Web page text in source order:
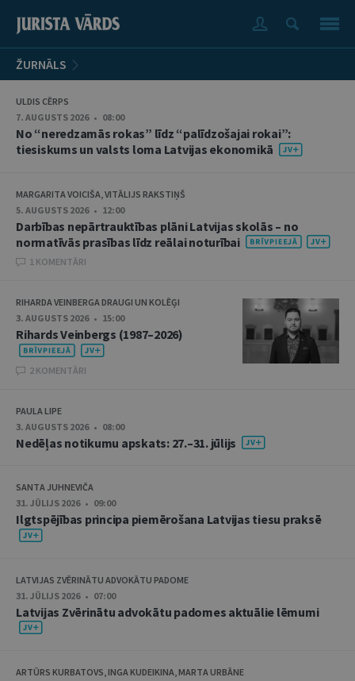
ŽURNĀLS
ULDIS CĒRPS
7. AUGUSTS 2026 • 08:00
No “neredzamās rokas” līdz “palīdzošajai rokai”:
tiesiskums un valsts loma Latvijas ekonomikā
MARGARITA VOICIŠA, VITĀLIJS RAKSTIŅŠ
5. AUGUSTS 2026 • 12:00
Darbības nepārtrauktības plāni Latvijas skolās – no
normatīvās prasības līdz reālai noturībai
1 KOMENTĀRI
RIHARDA VEINBERGA DRAUGI UN KOLĒĢI
3. AUGUSTS 2026 • 15:00
Rihards Veinbergs (1987–2026)
2 KOMENTĀRI
PAULA LIPE
3. AUGUSTS 2026 • 08:00
Nedēļas notikumu apskats: 27.–31. jūlijs
SANTA JUHNEVIČA
31. JŪLIJS 2026 • 09:00
Ilgtspējības principa piemērošana Latvijas tiesu praksē
LATVIJAS ZVĒRINĀTU ADVOKĀTU PADOME
31. JŪLIJS 2026 • 07:00
Latvijas Zvērinātu advokātu padomes aktuālie lēmumi
ARTŪRS KURBATOVS, INGA KUDEIKINA, MARTA URBĀNE